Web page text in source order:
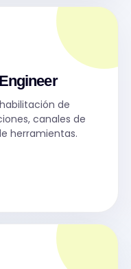
de
canales de
herramientas.